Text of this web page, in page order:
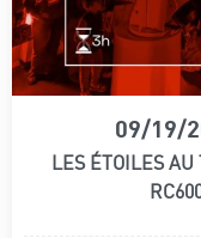
09/19/
LES ÉTOILES AU